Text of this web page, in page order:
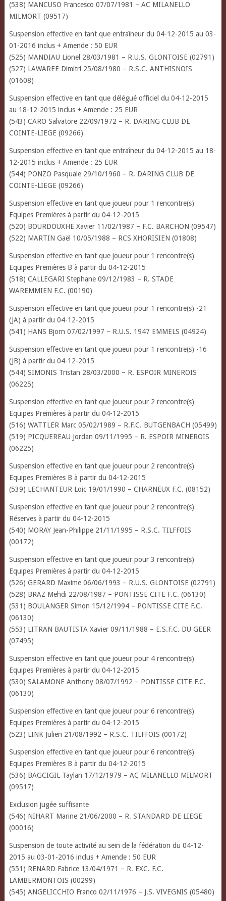
(538) MANCUSO Francesco 07/07/1981 – AC MILANELLO
MILMORT (09517)
Suspension effective en tant que entraîneur du 04-12-2015 au 03-
01-2016 inclus + Amende : 50 EUR
(525) MANDIAU Lionel 28/03/1981 – R.U.S. GLONTOISE (02791)
(527) LAWAREE Dimitri 25/08/1980 – R.S.C. ANTHISNOIS
(01608)
Suspension effective en tant que délégué officiel du 04-12-2015
au 18-12-2015 inclus + Amende : 25 EUR
(543) CARO Salvatore 22/09/1972 – R. DARING CLUB DE
COINTE-LIEGE (09266)
Suspension effective en tant que entraîneur du 04-12-2015 au 18-
12-2015 inclus + Amende : 25 EUR
(544) PONZO Pasquale 29/10/1960 – R. DARING CLUB DE
COINTE-LIEGE (09266)
Suspension effective en tant que joueur pour 1 rencontre(s)
Equipes Premières à partir du 04-12-2015
(520) BOURDOUXHE Xavier 11/02/1987 – F.C. BARCHON (09547)
(522) MARTIN Gaël 10/05/1988 – RCS XHORISIEN (01808)
Suspension effective en tant que joueur pour 1 rencontre(s)
Equipes Premières B à partir du 04-12-2015
(518) CALLEGARI Stephane 09/12/1983 – R. STADE
WAREMMIEN F.C. (00190)
Suspension effective en tant que joueur pour 1 rencontre(s) -21
(JA) à partir du 04-12-2015
(541) HANS Bjorn 07/02/1997 – R.U.S. 1947 EMMELS (04924)
Suspension effective en tant que joueur pour 1 rencontre(s) -16
(JB) à partir du 04-12-2015
(544) SIMONIS Tristan 28/03/2000 – R. ESPOIR MINEROIS
(06225)
Suspension effective en tant que joueur pour 2 rencontre(s)
Equipes Premières à partir du 04-12-2015
(516) WATTLER Marc 05/02/1989 – R.F.C. BUTGENBACH (05499)
(519) PICQUEREAU Jordan 09/11/1995 – R. ESPOIR MINEROIS
(06225)
Suspension effective en tant que joueur pour 2 rencontre(s)
Equipes Premières B à partir du 04-12-2015
(539) LECHANTEUR Loic 19/01/1990 – CHARNEUX F.C. (08152)
Suspension effective en tant que joueur pour 2 rencontre(s)
Réserves à partir du 04-12-2015
(540) MORAY Jean-Philippe 21/11/1995 – R.S.C. TILFFOIS
(00172)
Suspension effective en tant que joueur pour 3 rencontre(s)
Equipes Premières à partir du 04-12-2015
(526) GERARD Maxime 06/06/1993 – R.U.S. GLONTOISE (02791)
(528) BRAZ Mehdi 22/08/1987 – PONTISSE CITE F.C. (06130)
(531) BOULANGER Simon 15/12/1994 – PONTISSE CITE F.C.
(06130)
(553) LITRAN BAUTISTA Xavier 09/11/1988 – E.S.F.C. DU GEER
(07495)
Suspension effective en tant que joueur pour 4 rencontre(s)
Equipes Premières à partir du 04-12-2015
(530) SALAMONE Anthony 08/07/1992 – PONTISSE CITE F.C.
(06130)
Suspension effective en tant que joueur pour 6 rencontre(s)
Equipes Premières à partir du 04-12-2015
(523) LINK Julien 21/08/1992 – R.S.C. TILFFOIS (00172)
Suspension effective en tant que joueur pour 6 rencontre(s)
Equipes Premières B à partir du 04-12-2015
(536) BAGCIGIL Taylan 17/12/1979 – AC MILANELLO MILMORT
(09517)
Exclusion jugée suffisante
(546) NIHART Marine 21/06/2000 – R. STANDARD DE LIEGE
(00016)
Suspension de toute activité au sein de la fédération du 04-12-
2015 au 03-01-2016 inclus + Amende : 50 EUR
(551) RENARD Fabrice 13/04/1971 – R. EXC. F.C.
LAMBERMONTOIS (00299)
(545) ANGELICCHIO Franco 02/11/1976 – J.S. VIVEGNIS (05480)